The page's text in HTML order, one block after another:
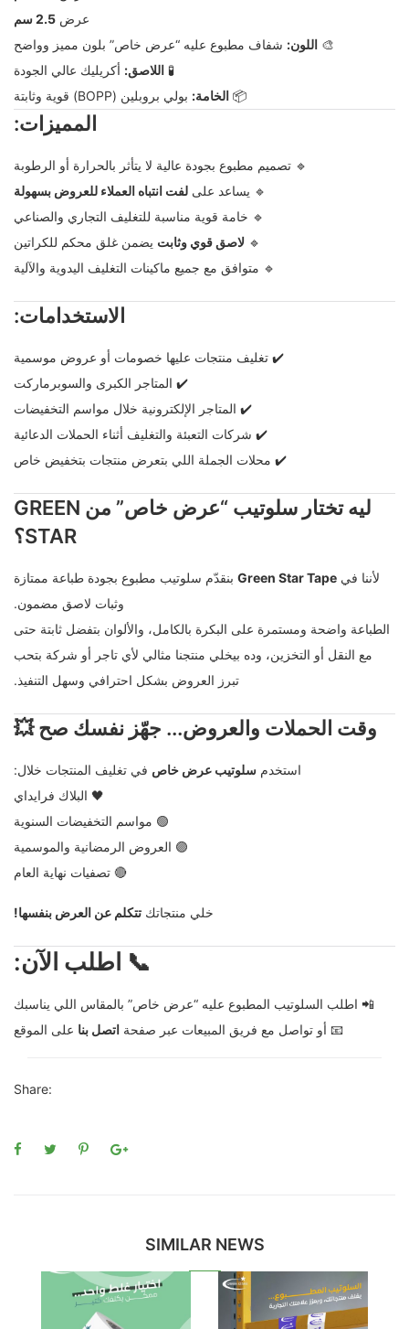
عرض 2.5 سم
🎨 اللون: شفاف مطبوع عليه “عرض خاص” بلون مميز وواضح
🧪 اللاصق: أكريليك عالي الجودة
📦 الخامة: بولي بروبلين (BOPP) قوية وثابتة
المميزات:
🔹 تصميم مطبوع بجودة عالية لا يتأثر بالحرارة أو الرطوبة
🔹 يساعد على لفت انتباه العملاء للعروض بسهولة
🔹 خامة قوية مناسبة للتغليف التجاري والصناعي
🔹 لاصق قوي وثابت يضمن غلق محكم للكراتين
🔹 متوافق مع جميع ماكينات التغليف اليدوية والآلية
الاستخدامات:
✔️ تغليف منتجات عليها خصومات أو عروض موسمية
✔️ المتاجر الكبرى والسوبرماركت
✔️ المتاجر الإلكترونية خلال مواسم التخفيضات
✔️ شركات التعبئة والتغليف أثناء الحملات الدعائية
✔️ محلات الجملة اللي بتعرض منتجات بتخفيض خاص
ليه تختار سلوتيب “عرض خاص” من GREEN
STAR؟
لأننا في Green Star Tape بنقدّم سلوتيب مطبوع بجودة طباعة ممتازة
وثبات لاصق مضمون.
الطباعة واضحة ومستمرة على البكرة بالكامل، والألوان بتفضل ثابتة حتى
مع النقل أو التخزين، وده بيخلي منتجنا مثالي لأي تاجر أو شركة بتحب
تبرز العروض بشكل احترافي وسهل التنفيذ.
وقت الحملات والعروض... جهّز نفسك صح 💥
استخدم سلوتيب عرض خاص في تغليف المنتجات خلال:
🖤 البلاك فرايداي
🟢 مواسم التخفيضات السنوية
🟣 العروض الرمضانية والموسمية
🔴 تصفيات نهاية العام
خلي منتجاتك تتكلم عن العرض بنفسها!
📞 اطلب الآن:
📲 اطلب السلوتيب المطبوع عليه “عرض خاص” بالمقاس اللي يناسبك
📧 أو تواصل مع فريق المبيعات عبر صفحة اتصل بنا على الموقع
Share:
SIMILAR NEWS